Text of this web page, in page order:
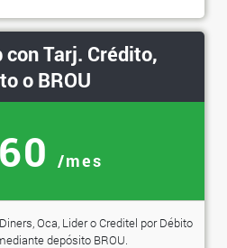
con Tarj. Crédito,
o BROU
/mes
Oca, Lider o Creditel por Débito
depósito BROU.